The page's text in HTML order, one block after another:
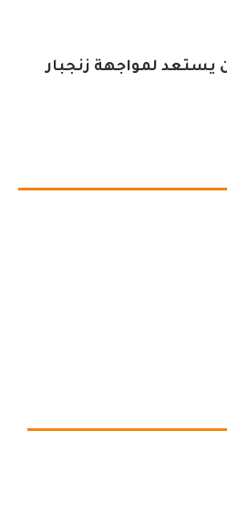
يستعد لمواجهة زنجبار